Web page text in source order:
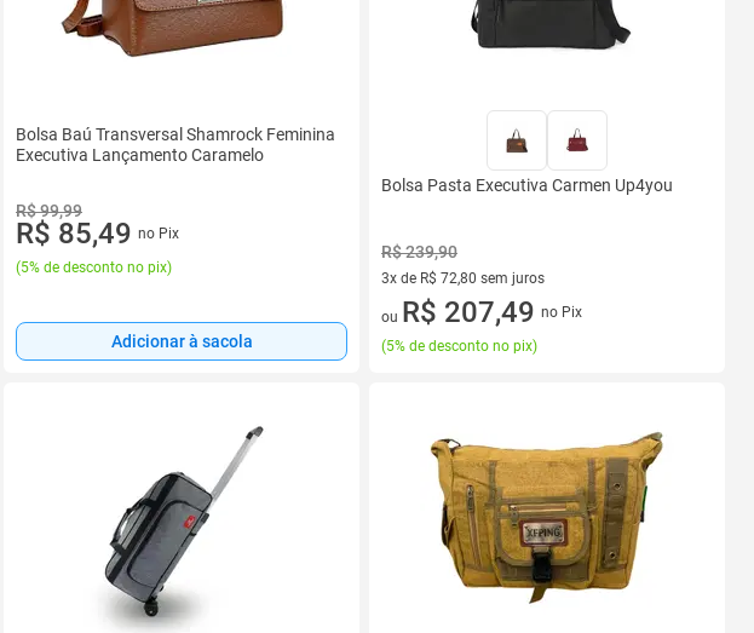
Bolsa Baú Transversal Shamrock Feminina
Executiva Lançamento Caramelo
R$ 99,99
R$ 85,49 no Pix
(5% de desconto no pix)
Adicionar à sacola
Bolsa Pasta Executiva Carmen Up4you
R$ 239,90
3x de R$ 72,80 sem juros
3 vez de R$ 72,80 sem juros
ou R$ 207,49 no Pix
(5% de desconto no pix)